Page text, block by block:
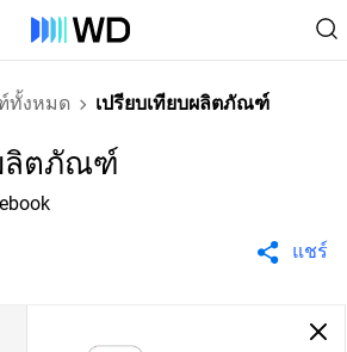
ทั้งหมด เปรียบเทียบผลิตภัณฑ์
ลิตภัณฑ์
แชร์